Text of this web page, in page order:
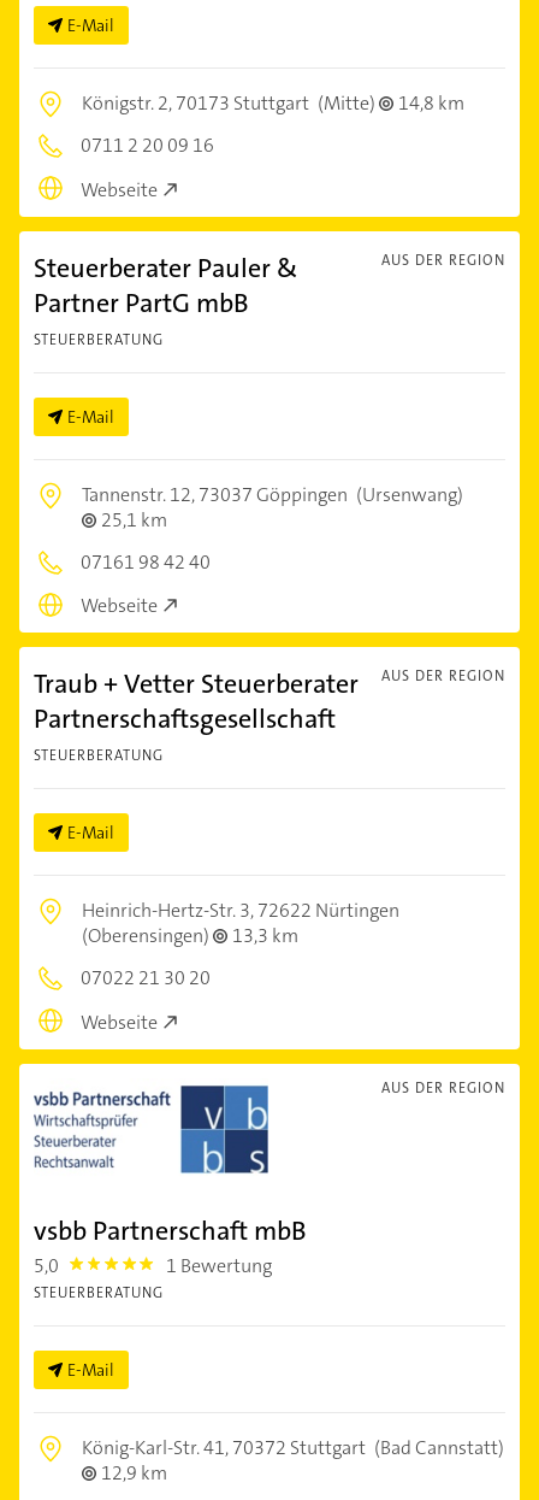
E-Mail
Königstr. 2,70173 Stuttgart (Mitte)
14,8 km
0711 2 20 09 16
Webseite
AUS DER REGION
Steuerberater Pauler &
Partner PartG mbB
STEUERBERATUNG
E-Mail
Tannenstr. 12,73037 Göppingen (Ursenwang)
25,1 km
07161 98 42 40
Webseite
AUS DER REGION
Traub + Vetter Steuerberater
Partnerschaftsgesellschaft
STEUERBERATUNG
E-Mail
Heinrich-Hertz-Str. 3,72622 Nürtingen
(Oberensingen)
13,3 km
07022 21 30 20
Webseite
AUS DER REGION
vsbb Partnerschaft mbB
5,0 5.0 1 Bewertung
STEUERBERATUNG
E-Mail
König-Karl-Str. 41,70372 Stuttgart (Bad Cannstatt)
12,9 km